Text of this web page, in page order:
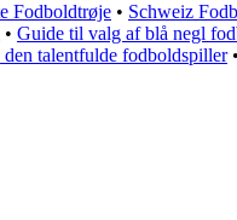
Fodboldtrøje • Schweiz
• Guide til valg af blå negl
talentfulde fodboldspiller•